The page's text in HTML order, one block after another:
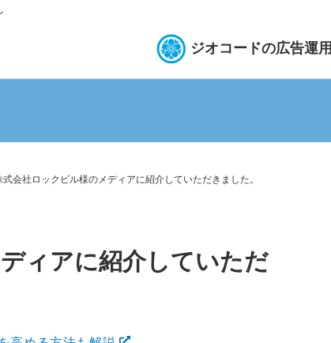
ジオコードの広告運用
式会社ロックビル様のメディアに紹介していただきました。
ィアに紹介していただ